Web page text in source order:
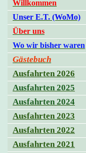
Willkommen
Unser E.T. (WoMo)
Über uns
Wo wir bisher waren
Gästebuch
Ausfahrten 2026
Ausfahrten 2025
Ausfahrten 2024
Ausfahrten 2023
Ausfahrten 2022
Ausfahrten 2021